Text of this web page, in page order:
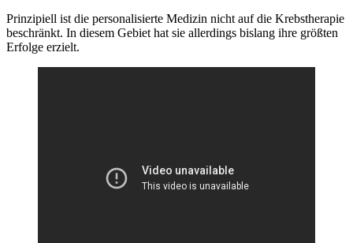
Prinzipiell ist die personalisierte Medizin nicht auf die Krebstherapie
beschränkt. In diesem Gebiet hat sie allerdings bislang ihre größten
Erfolge erzielt.